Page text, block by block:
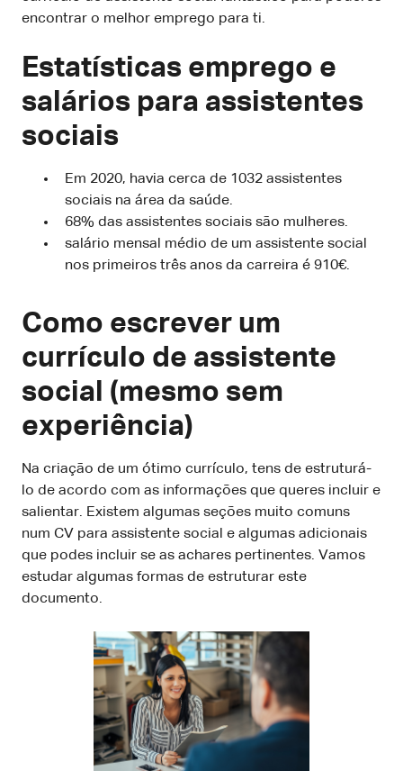
encontrar o melhor emprego para ti.
Estatísticas emprego e
salários para assistentes
sociais
Em 2020, havia cerca de 1032 assistentes
sociais na área da saúde.
68% das assistentes sociais são mulheres.
salário mensal médio de um assistente social
nos primeiros três anos da carreira é 910€.
Como escrever um
currículo de assistente
social (mesmo sem
experiência)
Na criação de um ótimo currículo, tens de estruturá-
lo de acordo com as informações que queres incluir e
salientar. Existem algumas seções muito comuns
num CV para assistente social e algumas adicionais
que podes incluir se as achares pertinentes. Vamos
estudar algumas formas de estruturar este
documento.